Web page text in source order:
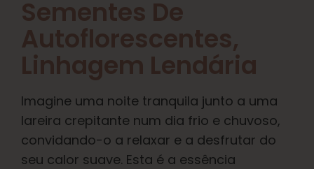
Imprensa
Sobre
Caça ao feno
Sementes De
Autoflorescentes,
Linhagem Lendária
Imagine uma noite tranquila junto a uma
lareira crepitante num dia frio e chuvoso,
convidando-o a relaxar e a desfrutar do
seu calor suave. Esta é a essência